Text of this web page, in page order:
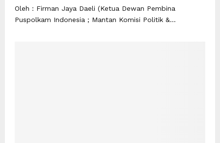
Oleh : Firman Jaya Daeli (Ketua Dewan Pembina
Puspolkam Indonesia ; Mantan Komisi Politik &...